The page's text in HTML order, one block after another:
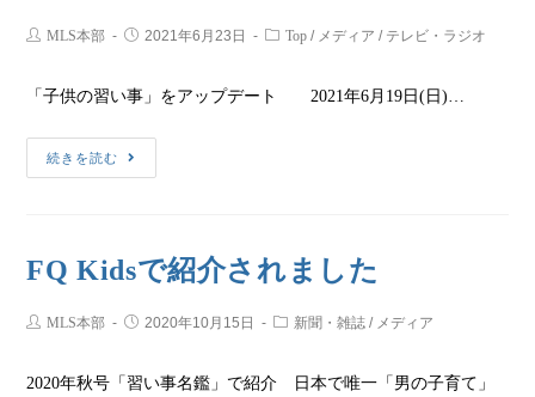
MLS本部 2021年6月23日 Top / メディア / テレビ・ラジオ
「子供の習い事」をアップデート 2021年6月19日(日)…
続きを読む
FQ Kidsで紹介されました
MLS本部 2020年10月15日 新聞・雑誌 / メディア
2020年秋号「習い事名鑑」で紹介 日本で唯一「男の子育て」